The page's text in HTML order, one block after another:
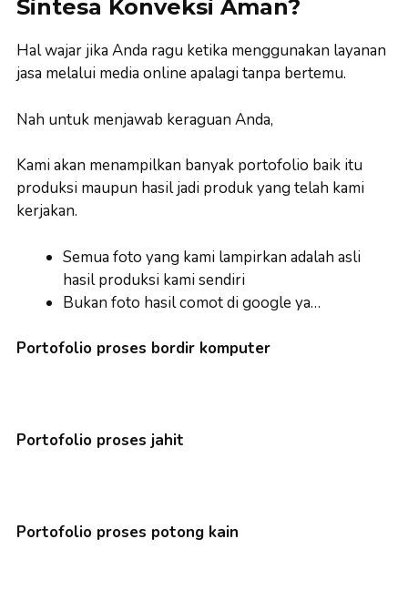
Sintesa Konveksi Aman?
Hal wajar jika Anda ragu ketika menggunakan layanan
jasa melalui media online apalagi tanpa bertemu.
Nah untuk menjawab keraguan Anda,
Kami akan menampilkan banyak portofolio baik itu
produksi maupun hasil jadi produk yang telah kami
kerjakan.
Semua foto yang kami lampirkan adalah asli
hasil produksi kami sendiri
Bukan foto hasil comot di google ya…
Portofolio proses bordir komputer
Portofolio proses jahit
Portofolio proses potong kain